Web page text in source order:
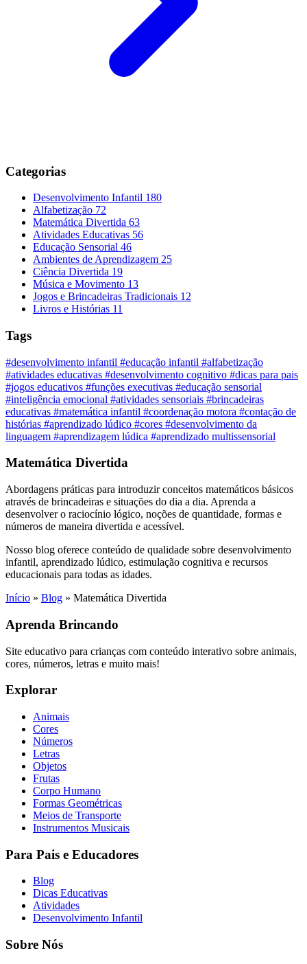
Categorias
Desenvolvimento Infantil 180
Alfabetização 72
Matemática Divertida 63
Atividades Educativas 56
Educação Sensorial 46
Ambientes de Aprendizagem 25
Ciência Divertida 19
Música e Movimento 13
Jogos e Brincadeiras Tradicionais 12
Livros e Histórias 11
Tags
#desenvolvimento infantil #educação infantil #alfabetização
#atividades educativas #desenvolvimento cognitivo #dicas para pais
#jogos educativos #funções executivas #educação sensorial
#inteligência emocional #atividades sensoriais #brincadeiras
educativas #matemática infantil #coordenação motora #contação de
histórias #aprendizado lúdico #cores #desenvolvimento da
linguagem #aprendizagem lúdica #aprendizado multissensorial
Matemática Divertida
Abordagens práticas para introduzir conceitos matemáticos básicos
através de brincadeiras e situações do dia a dia. Aprenda a
desenvolver o raciocínio lógico, noções de quantidade, formas e
números de maneira divertida e acessível.
Nosso blog oferece conteúdo de qualidade sobre desenvolvimento
infantil, aprendizado lúdico, estimulação cognitiva e recursos
educacionais para todas as idades.
Início » Blog » Matemática Divertida
Aprenda Brincando
Site educativo para crianças com conteúdo interativo sobre animais,
cores, números, letras e muito mais!
Explorar
Animais
Cores
Números
Letras
Objetos
Frutas
Corpo Humano
Formas Geométricas
Meios de Transporte
Instrumentos Musicais
Para Pais e Educadores
Blog
Dicas Educativas
Atividades
Desenvolvimento Infantil
Sobre Nós